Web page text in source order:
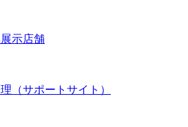
示店舗
（サポートサイト）